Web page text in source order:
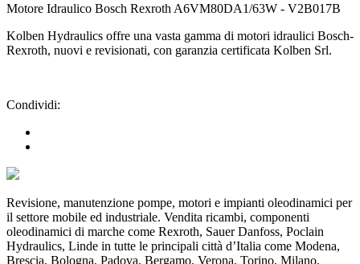
Motore Idraulico Bosch Rexroth A6VM80DA1/63W - V2B017B
Kolben Hydraulics offre una vasta gamma di motori idraulici Bosch-
Rexroth, nuovi e revisionati, con garanzia certificata Kolben Srl.
Condividi:
Revisione, manutenzione pompe, motori e impianti oleodinamici per
il settore mobile ed industriale. Vendita ricambi, componenti
oleodinamici di marche come Rexroth, Sauer Danfoss, Poclain
Hydraulics, Linde in tutte le principali città d’Italia come Modena,
Brescia, Bologna, Padova, Bergamo, Verona, Torino, Milano,